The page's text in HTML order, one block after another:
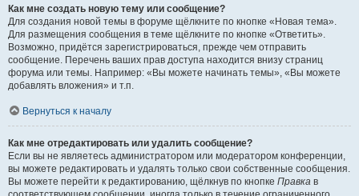
Как мне создать новую тему или сообщение?
Для создания новой темы в форуме щёлкните по кнопке «Новая тема».
Для размещения сообщения в теме щёлкните по кнопке «Ответить».
Возможно, придётся зарегистрироваться, прежде чем отправить
сообщение. Перечень ваших прав доступа находится внизу страниц
форума или темы. Например: «Вы можете начинать темы», «Вы можете
добавлять вложения» и т.п.
Вернуться к началу
Как мне отредактировать или удалить сообщение?
Если вы не являетесь администратором или модератором конференции,
вы можете редактировать и удалять только свои собственные сообщения.
Вы можете перейти к редактированию, щёлкнув по кнопке Правка в